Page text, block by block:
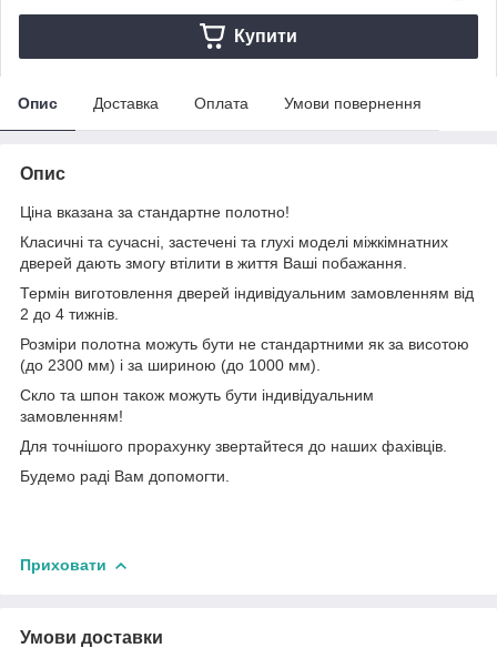
Купити
Опис Доставка Оплата Умови повернення
Опис
Ціна вказана за стандартне полотно!
Класичні та сучасні, застечені та глухі моделі міжкімнатних
дверей дають змогу втілити в життя Ваші побажання.
Термін виготовлення дверей індивідуальним замовленням від
2 до 4 тижнів.
Розміри полотна можуть бути не стандартними як за висотою
(до 2300 мм) і за шириною (до 1000 мм).
Скло та шпон також можуть бути індивідуальним
замовленням!
Для точнішого прорахунку звертайтеся до наших фахівців.
Будемо раді Вам допомогти.
Приховати
Умови доставки